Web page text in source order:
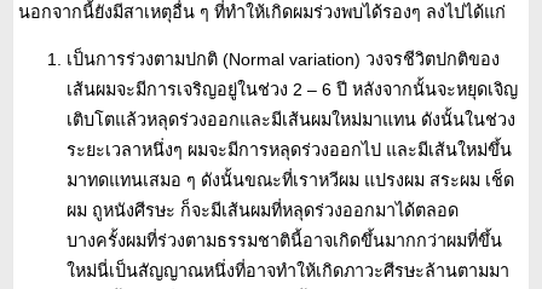
นอกจากนี้ยังมีสาเหตุอื่น ๆ ที่ทำให้เกิดผมร่วงพบได้รองๆ ลงไปได้แก่
เป็นการร่วงตามปกติ (Normal variation) วงจรชีวิตปกติของ
เส้นผมจะมีการเจริญอยู่ในช่วง 2 – 6 ปี หลังจากนั้นจะหยุดเจิญ
เติบโตแล้วหลุดร่วงออกและมีเส้นผมใหม่มาแทน ดังนั้นในช่วง
ระยะเวลาหนึ่งๆ ผมจะมีการหลุดร่วงออกไป และมีเส้นใหม่ขึ้น
มาทดแทนเสมอ ๆ ดังนั้นขณะที่เราหวีผม แปรงผม สระผม เช็ด
ผม ถูหนังศีรษะ ก็จะมีเส้นผมที่หลุดร่วงออกมาได้ตลอด
บางครั้งผมที่ร่วงตามธรรมชาตินี้อาจเกิดขึ้นมากกว่าผมที่ขึ้น
ใหม่นี่เป็นสัญญาณหนึ่งที่อาจทำให้เกิดภาวะศีรษะล้านตามมา